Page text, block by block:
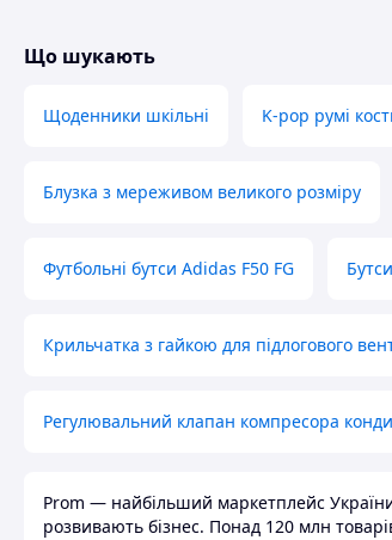
Що шукають
Щоденники шкільні K-pop румі
Блузка з мереживом великого розміру
Футбольні бутси Adidas F50 FG
Крильчатка з гайкою для підлогового
Регулювальний клапан компресора
Prom — найбільший маркетплейс
розвивають бізнес. Понад 120 млн